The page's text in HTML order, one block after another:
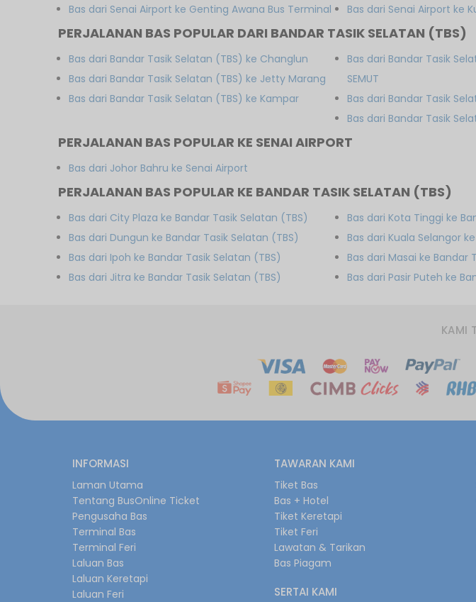
Bas dari Senai Airport ke Genting Awana Bus Terminal
Bas dari Senai Airport ke
PERJALANAN BAS POPULAR DARI BANDAR TASIK SELATAN (TBS)
Bas dari Bandar Tasik Selatan (TBS) ke Changlun
Bas dari Bandar Tasik Selatan (TBS) ke Jetty Marang
Bas dari Bandar Tasik Selatan (TBS) ke Kampar
Bas dari Bandar Tasik
SEMUT
Bas dari Bandar Tasik
Bas dari Bandar Tasik
PERJALANAN BAS POPULAR KE SENAI AIRPORT
Bas dari Johor Bahru ke Senai Airport
PERJALANAN BAS POPULAR KE BANDAR TASIK SELATAN (TBS)
Bas dari City Plaza ke Bandar Tasik Selatan (TBS)
Bas dari Dungun ke Bandar Tasik Selatan (TBS)
Bas dari Ipoh ke Bandar Tasik Selatan (TBS)
Bas dari Jitra ke Bandar Tasik Selatan (TBS)
Bas dari Kota Tinggi ke
Bas dari Kuala Selangor
Bas dari Masai ke Bandar
Bas dari Pasir Puteh ke
KAMI
INFORMASI
Laman Utama
Tentang BusOnline Ticket
Pengusaha Bas
Terminal Bas
Terminal Feri
Laluan Bas
Laluan Keretapi
Laluan Feri
TAWARAN KAMI
Tiket Bas
Bas + Hotel
Tiket Keretapi
Tiket Feri
Lawatan & Tarikan
Bas Piagam
SERTAI KAMI